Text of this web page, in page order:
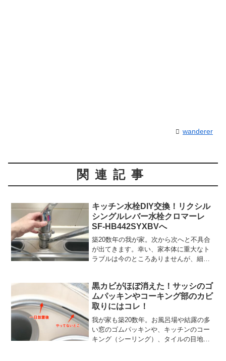
wanderer
関連記事
キッチン水栓DIY交換！リクシル
シングルレバー水栓クロマーレ
SF-HB442SYXBVへ
築20数年の我が家。次から次へと不具合
が出てきます。幸い、家本体に重大なト
ラブルは今のところありませんが、細か
ちろん自分で交換します。できそうなこ
とは何でもDIYです！...
黒カビがほぼ消えた！サッシのゴ
ムパッキンやコーキング部のカビ
取りにはコレ！
我が家も築20数年。お風呂場や結露の多
い窓のゴムパッキンや、キッチンのコー
キング（シーリング）、タイルの目地な